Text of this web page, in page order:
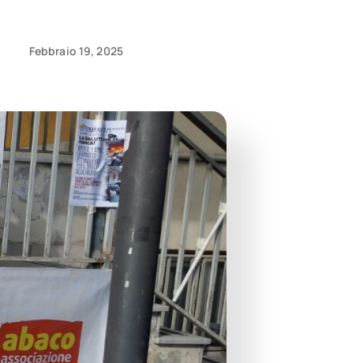
Febbraio 19, 2025